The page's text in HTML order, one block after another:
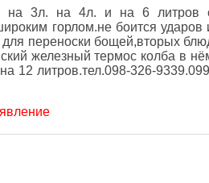
на 3л. на 4л. и на 6 литров
горлом.не боится ударов
переноски бощей,вторых
железный термос колба в
12 литров.тел.098-326-